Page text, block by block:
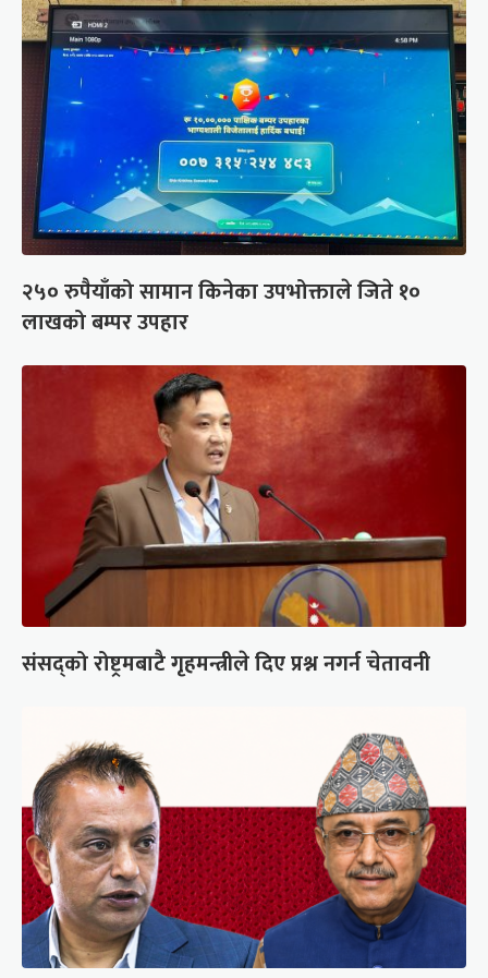
२५० रुपैयाँको सामान किनेका उपभोक्ताले जिते १०
लाखको बम्पर उपहार
संसद्को रोष्ट्रमबाटै गृहमन्त्रीले दिए प्रश्न नगर्न चेतावनी